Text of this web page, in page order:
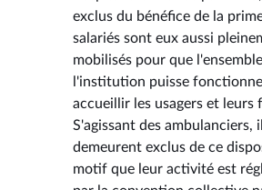
exclus du bénéfice de la
salariés sont eux aussi
mobilisés pour que
l'institution puisse
accueillir les usagers et leurs
S'agissant des ambulanciers,
demeurent exclus de ce
motif que leur activité est